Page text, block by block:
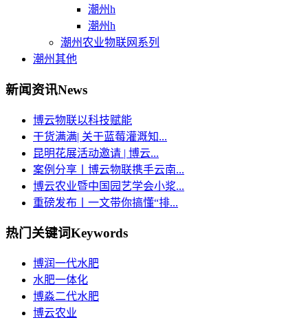
潮州h
潮州h
潮州农业物联网系列
潮州其他
新闻资讯News
博云物联以科技赋能
干货满满| 关于蓝莓灌溉知...
昆明花展活动邀请 | 博云...
案例分享丨博云物联携手云南...
博云农业暨中国园艺学会小浆...
重磅发布丨一文带你搞懂“排...
热门关键词Keywords
博润一代水肥
水肥一体化
博淼二代水肥
博云农业